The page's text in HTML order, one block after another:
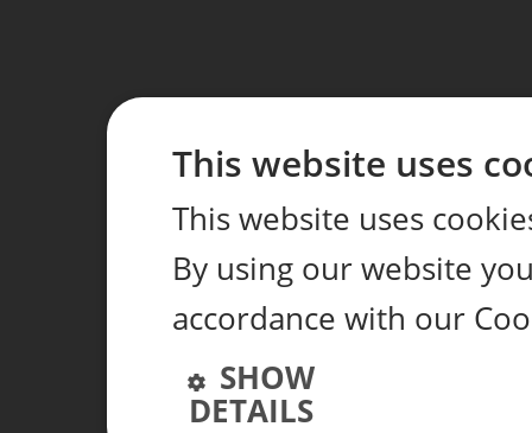
This website uses
This website uses
By using our website
accordance with our
SHOW
DETAILS